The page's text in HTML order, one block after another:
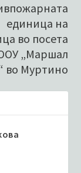
единица на
во посета
„Маршал
во Муртино